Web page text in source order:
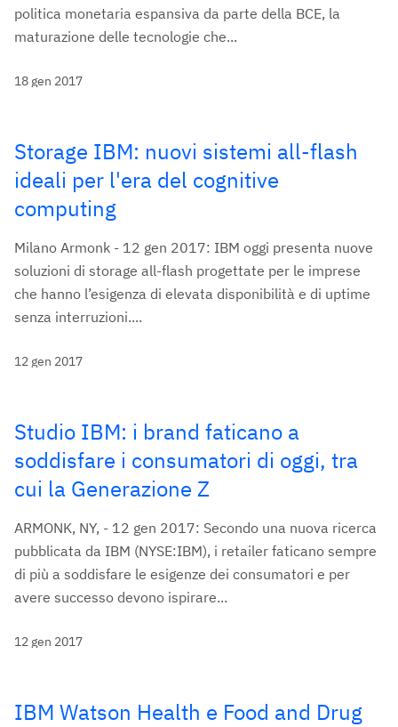
politica monetaria espansiva da parte della BCE, la
maturazione delle tecnologie che...
18 gen 2017
Storage IBM: nuovi sistemi all-flash
ideali per l'era del cognitive
computing
Milano Armonk - 12 gen 2017: IBM oggi presenta nuove
soluzioni di storage all-flash progettate per le imprese
che hanno l’esigenza di elevata disponibilità e di uptime
senza interruzioni....
12 gen 2017
Studio IBM: i brand faticano a
soddisfare i consumatori di oggi, tra
cui la Generazione Z
ARMONK, NY, - 12 gen 2017: Secondo una nuova ricerca
pubblicata da IBM (NYSE:IBM), i retailer faticano sempre
di più a soddisfare le esigenze dei consumatori e per
avere successo devono ispirare...
12 gen 2017
IBM Watson Health e Food and Drug